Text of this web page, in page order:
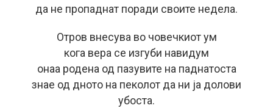
да не пропаднат поради своите недела.
Отров внесува во човечкиот ум
кога вера се изгуби навидум
онаа родена од пазувите на паднатоста
знае од дното на пеколот да ни ја долови
убоста.